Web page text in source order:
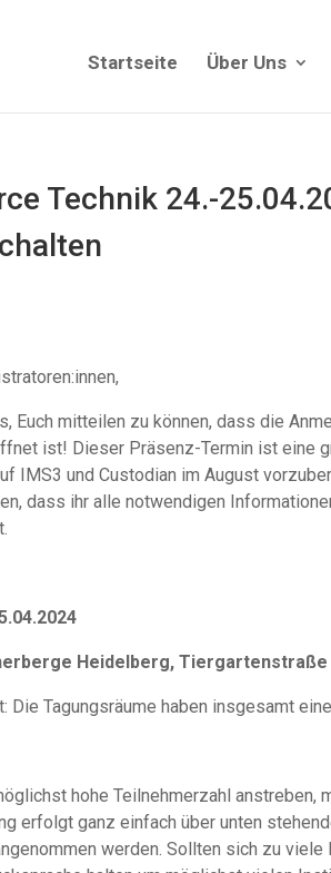
Startseite Über Uns
Technik 24.-
Euch mitteilen zu können, dass die
ist! Dieser Präsenz-Termin ist eine
IMS3 und Custodian im August
dass ihr alle notwendigen
Heidelberg, Tiergartenstraße
Die Tagungsräume haben insgesamt
hohe Teilnehmerzahl anstreben,
erfolgt ganz einfach über unten
werden. Sollten sich zu